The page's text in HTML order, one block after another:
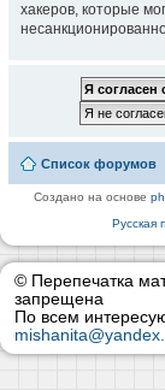
хакеров, которые
Список форумов
Создано на основе
Русская
© Перепечатка
запрещена
По всем